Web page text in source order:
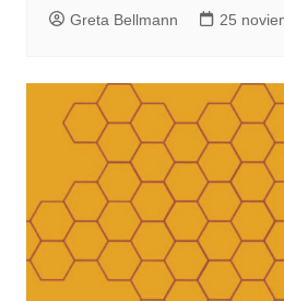
Greta Bellmann 25